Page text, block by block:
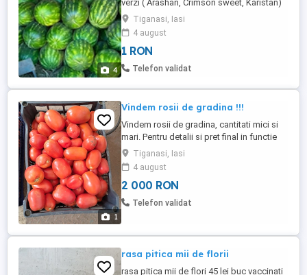
4
verzi ( Arashan, Crimson sweet, Karistan)
si pepeni galbeni ( Gladiator) direct de la
producator, direct de pe parcela. Ne gasiti
in Iasi- com. Tiganasi. Pentru detalii,
comenzi si pret ne puteti suna la nr .
Tiganasi, Iasi
4 august
1 RON
Telefon validat
1
Vindem rosii de gradina !!!
Vindem rosii de gradina, cantitati mici si
mari. Pentru detalii si pret final in functie
de cantitate ne puteti suna sau trimite
mesaj. Ne gasiti in loc. Tiganasi- Iasi.
PRET 2 lei kg
Tiganasi, Iasi
4 august
2 000 RON
Telefon validat
rasa pitica mii de florii
rasa pitica mii de flori 45 lei buc vaccinati